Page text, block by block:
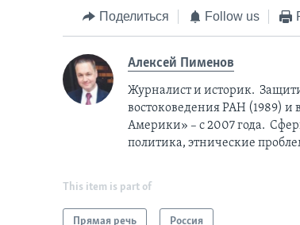
Поделиться Follow us
Алексей Пименов
Журналист и историк.
востоковедения РАН (1989) и
Америки» – с 2007 года.
политика, этнические
This item is part of
Прямая речь Россия